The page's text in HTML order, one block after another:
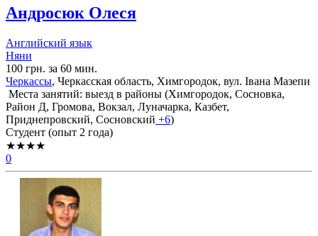
Андросюк Олеся
Английский язык
Няни
100 грн. за 60 мин.
Черкассы, Черкасская область, Химгородок, вул. Івана Мазепи
Места занятий: выезд в районы (Химгородок, Сосновка,
Район Д, Громова, Вокзал, Луначарка, Казбет,
Приднепровский, Сосновский +6)
Cтудент (опыт 2 года)
★★★★
0